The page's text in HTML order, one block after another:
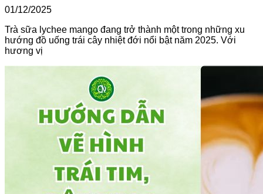
01/12/2025
Trà sữa lychee mango đang trở thành một trong những xu
hướng đồ uống trái cây nhiệt đới nổi bật năm 2025. Với
hương vị